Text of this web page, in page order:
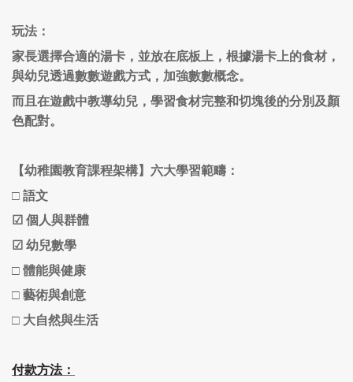
玩法：
家長選擇合適的湯卡，並放在底板上，根據湯卡上的食材，
與幼兒透過數數遊戲方式，加強數數概念。
而且在遊戲中教導幼兒，學習食材完整和切塊後的分別及顏
色配對。
【幼稚園教育課程架構】六大學習範疇：
□ 語文
☑ 個人與群體
☑ 幼兒數學
□ 體能與健康
□ 藝術與創意
□ 大自然與生活
付款方法：